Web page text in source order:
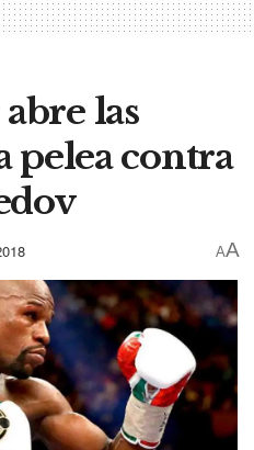
las
pelea contra
AA